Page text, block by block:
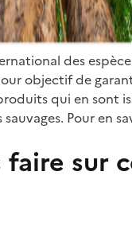
des
objectif de
qui en sont
Pour en
sur